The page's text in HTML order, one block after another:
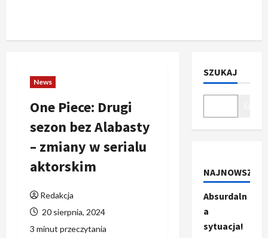
News
One Piece: Drugi
sezon bez Alabasty
– zmiany w serialu
aktorskim
Redakcja
20 sierpnia, 2024
3 minut przeczytania
SZUKAJ
NAJNOWSZE
Absurdaln
a
sytuacja!